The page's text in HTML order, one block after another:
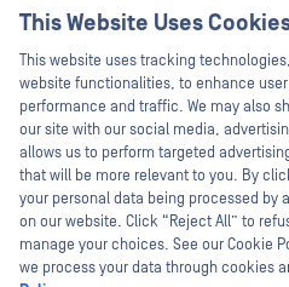
技術文書
トレーニング
脆弱性対策プログラム
パートナー
認証
テクノロジー・パートナー
OPSWAT チャネル パートナー
This Website Uses
This website uses tracking
website functionalities, to enhance
performance and traffic. We may also
our site with our social media,
allows us to perform targeted
that will be more relevant to you. By
your personal data being processed by
on our website. Click “Reject All” to
manage your choices. See our Cookie
we process your data through cookies
Hey there!
I'm Ozzy, your
How can I
today?